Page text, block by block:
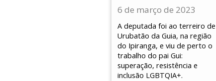
6 de março de 2023
A deputada foi ao terreiro de
Urubatão da Guia, na região
do Ipiranga, e viu de perto o
trabalho do pai Gui:
superação, resistência e
inclusão LGBTQIA+.